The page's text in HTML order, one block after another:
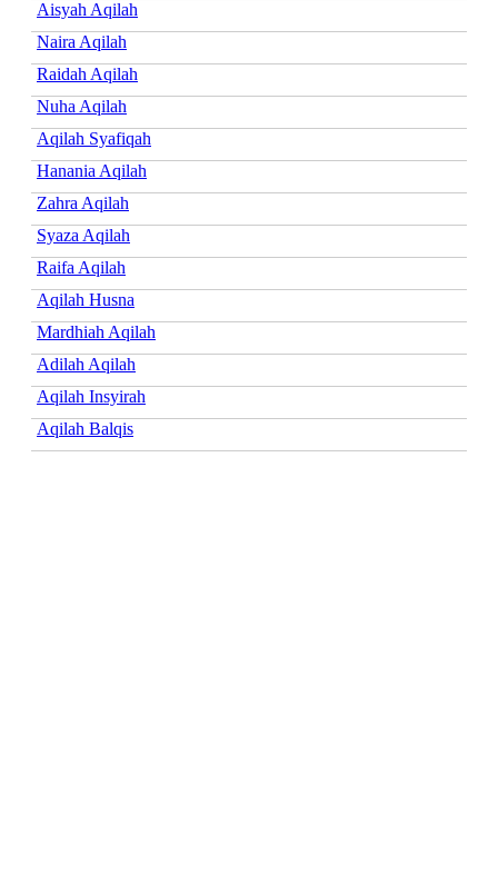
Aisyah Aqilah
Naira Aqilah
Raidah Aqilah
Nuha Aqilah
Aqilah Syafiqah
Hanania Aqilah
Zahra Aqilah
Syaza Aqilah
Raifa Aqilah
Aqilah Husna
Mardhiah Aqilah
Adilah Aqilah
Aqilah Insyirah
Aqilah Balqis